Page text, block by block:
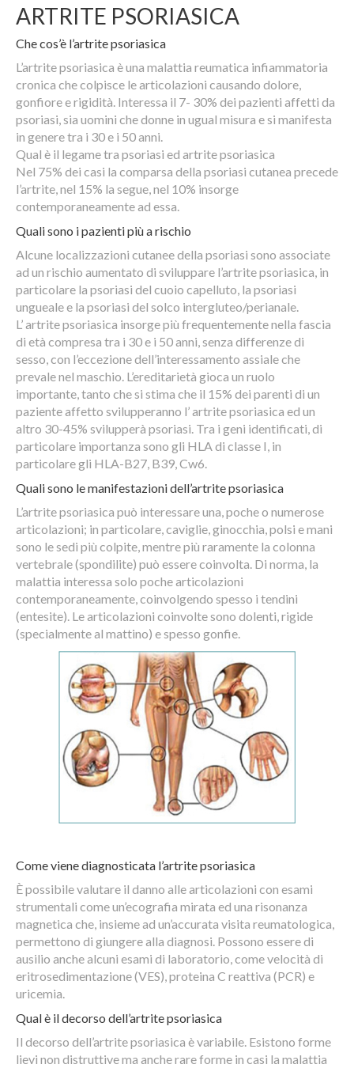
ARTRITE PSORIASICA
Che cos’è l’artrite psoriasica
L’artrite psoriasica è una malattia reumatica infiammatoria
cronica che colpisce le articolazioni causando dolore,
gonfiore e rigidità. Interessa il 7- 30% dei pazienti affetti da
psoriasi, sia uomini che donne in ugual misura e si manifesta
in genere tra i 30 e i 50 anni.
Qual è il legame tra psoriasi ed artrite psoriasica
Nel 75% dei casi la comparsa della psoriasi cutanea precede
l’artrite, nel 15% la segue, nel 10% insorge
contemporaneamente ad essa.
Quali sono i pazienti più a rischio
Alcune localizzazioni cutanee della psoriasi sono associate
ad un rischio aumentato di sviluppare l’artrite psoriasica, in
particolare la psoriasi del cuoio capelluto, la psoriasi
ungueale e la psoriasi del solco intergluteo/perianale.
L’ artrite psoriasica insorge più frequentemente nella fascia
di età compresa tra i 30 e i 50 anni, senza differenze di
sesso, con l’eccezione dell’interessamento assiale che
prevale nel maschio. L’ereditarietà gioca un ruolo
importante, tanto che si stima che il 15% dei parenti di un
paziente affetto svilupperanno l’ artrite psoriasica ed un
altro 30-45% svilupperà psoriasi. Tra i geni identificati, di
particolare importanza sono gli HLA di classe I, in
particolare gli HLA-B27, B39, Cw6.
Quali sono le manifestazioni dell’artrite psoriasica
L’artrite psoriasica può interessare una, poche o numerose
articolazioni; in particolare, caviglie, ginocchia, polsi e mani
sono le sedi più colpite, mentre più raramente la colonna
vertebrale (spondilite) può essere coinvolta. Di norma, la
malattia interessa solo poche articolazioni
contemporaneamente, coinvolgendo spesso i tendini
(entesite). Le articolazioni coinvolte sono dolenti, rigide
(specialmente al mattino) e spesso gonfie.
Come viene diagnosticata l’artrite psoriasica
È possibile valutare il danno alle articolazioni con esami
strumentali come un’ecografia mirata ed una risonanza
magnetica che, insieme ad un’accurata visita reumatologica,
permettono di giungere alla diagnosi. Possono essere di
ausilio anche alcuni esami di laboratorio, come velocità di
eritrosedimentazione (VES), proteina C reattiva (PCR) e
uricemia.
Qual è il decorso dell’artrite psoriasica
Il decorso dell’artrite psoriasica è variabile. Esistono forme
lievi non distruttive ma anche rare forme in casi la malattia